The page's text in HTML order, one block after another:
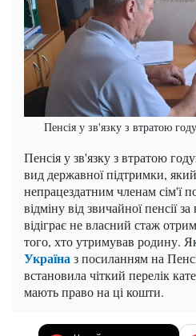
Пенсія у зв'язку з втратою
Пенсія у зв'язку з втратою
вид державної підтримки,
непрацездатним членам сім'ї
відміну від звичайної пенсії
відіграє не власний стаж
того, хто утримував родину.
Україназ посиланням на
встановила чіткий перелік
мають право на ці кошти.